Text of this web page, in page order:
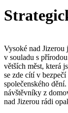
Vysoké nad
v souladu s
větších měst, která
se zde cítí v
společenského
návštěvníky z
nad Jizerou rádi